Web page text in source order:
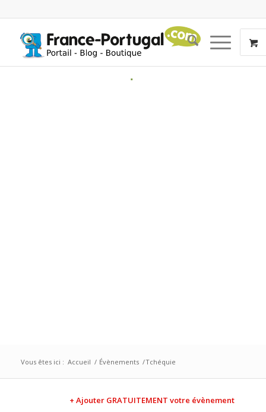
Vous êtes ici : Accueil / Évènements /Tchéquie
+ Ajouter GRATUITEMENT votre évènement